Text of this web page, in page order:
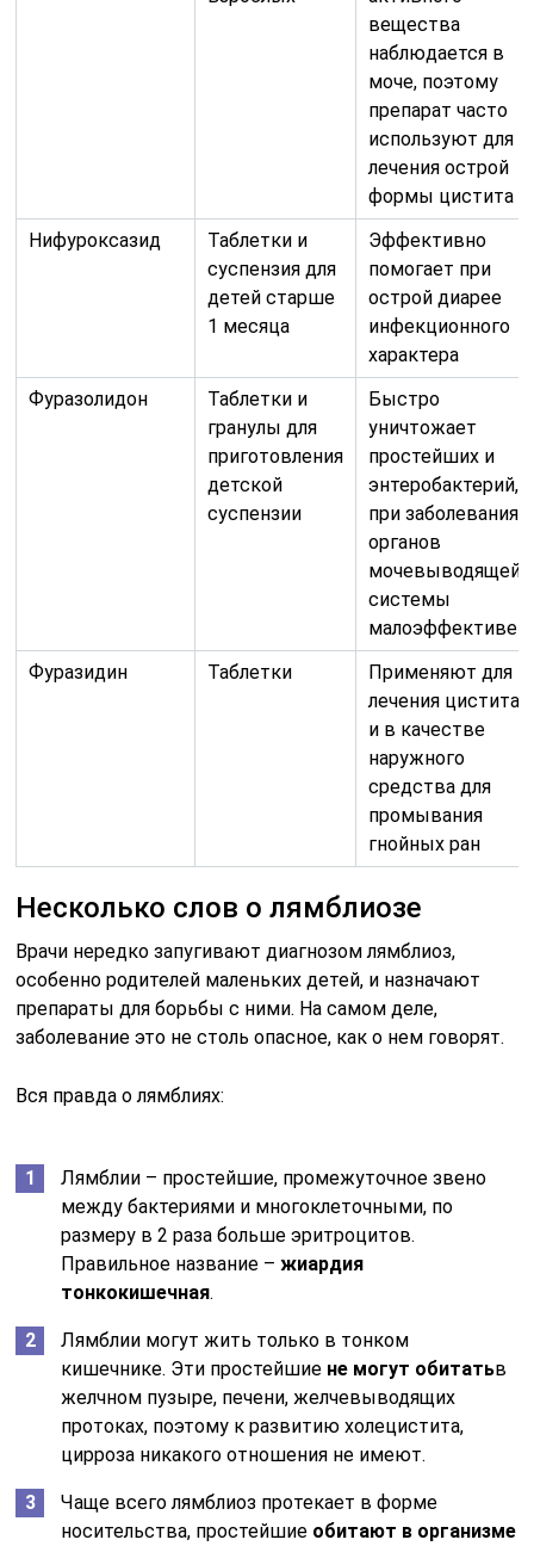
вещества
наблюдается в
моче, поэтому
препарат часто
используют для
лечения острой
формы цистита
Нифуроксазид
Таблетки и
суспензия для
детей старше
1 месяца
Эффективно
помогает при
острой диарее
инфекционного
характера
Фуразолидон
Таблетки и
гранулы для
приготовления
детской
суспензии
Быстро
уничтожает
простейших и
энтеробактерий,
при заболеваниях
органов
мочевыводящей
системы
малоэффективен
Фуразидин
Таблетки
Применяют для
лечения цистита,
и в качестве
наружного
средства для
промывания
гнойных ран
Несколько слов о лямблиозе
Врачи нередко запугивают диагнозом лямблиоз,
особенно родителей маленьких детей, и назначают
препараты для борьбы с ними. На самом деле,
заболевание это не столь опасное, как о нем говорят.
Вся правда о лямблиях:
Лямблии – простейшие, промежуточное звено
между бактериями и многоклеточными, по
размеру в 2 раза больше эритроцитов.
Правильное название –жиардия
тонкокишечная.
Лямблии могут жить только в тонком
кишечнике. Эти простейшие не могут обитатьв
желчном пузыре, печени, желчевыводящих
протоках, поэтому к развитию холецистита,
цирроза никакого отношения не имеют.
Чаще всего лямблиоз протекает в форме
носительства, простейшие обитают в организме